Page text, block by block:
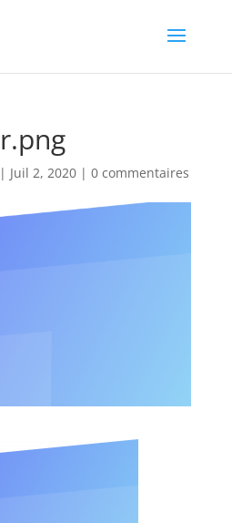
| Juil 2, 2020| 0 commentaires